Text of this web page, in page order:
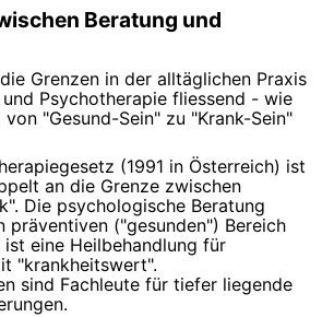
Beratung und
Grenzen in der alltäglichen Praxis
Psychotherapie fliessend - wie
"Gesund-Sein" zu "Krank-Sein"
(1991 in Österreich) ist
an die Grenze zwischen
Die psychologische Beratung
präventiven ("gesunden") Bereich
eine Heilbehandlung für
"krankheitswert".
sind Fachleute für tiefer liegende